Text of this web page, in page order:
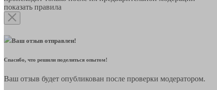
показать правила
Ваш отзыв отправлен!
Спасибо, что решили поделиться опытом!
Ваш отзыв будет опубликован после проверки модератором.